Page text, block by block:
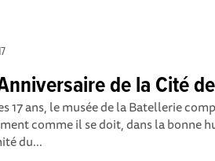
de la Cité
17 ans, le musée de la Batellerie
comme il se doit, dans la bonne
du...